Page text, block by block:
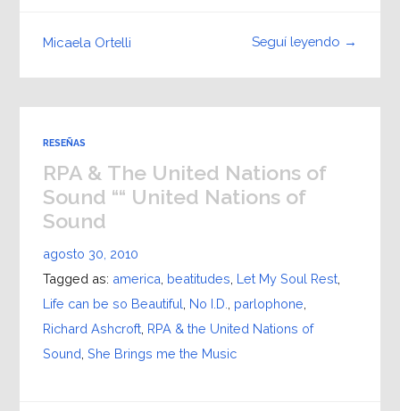
Seguí leyendo →
Micaela Ortelli
RESEÑAS
RPA & The United Nations of
Sound ““ United Nations of
Sound
agosto 30, 2010
Tagged as: america beatitudes Let My Soul Rest,
Life can be so Beautiful No I.D. parlophone
Richard Ashcroft, RPA & the United Nations of
Sound She Brings me the Music